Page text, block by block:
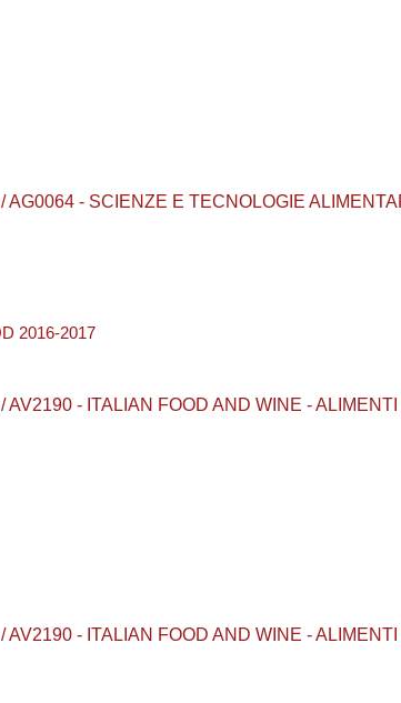
- SCIENZE E TECNOLOGIE
2016-2017
- ITALIAN FOOD AND WINE -
- ITALIAN FOOD AND WINE -